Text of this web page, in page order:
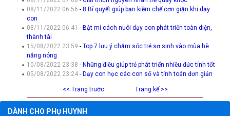
08/11/2022 06:56-8 Bí quyết giúp bạn kiềm chế cơn giận khi dạy
con
08/11/2022 06:41-Bật mí cách nuôi dạy con phát triển toàn diện,
thành tài
15/08/2022 23:59-Top 7 lưu ý chăm sóc trẻ sơ sinh vào mùa hè
nắng nóng
10/08/2022 23:38-Những điều giúp trẻ phát triển nhiều đức tính tốt
05/08/2022 23:24-Dạy con học các con số và tính toán đơn giản
<< Trang truớc Trang kế >>
DÀNH CHO PHỤ HUYNH